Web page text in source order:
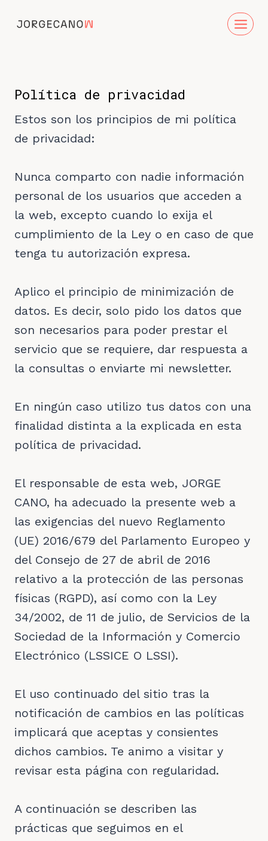
Política de privacidad
Estos son los principios de mi política
de privacidad:
Nunca comparto con nadie información
personal de los usuarios que acceden a
la web, excepto cuando lo exija el
cumplimiento de la Ley o en caso de que
tenga tu autorización expresa.
Aplico el principio de minimización de
datos. Es decir, solo pido los datos que
son necesarios para poder prestar el
servicio que se requiere, dar respuesta a
la consultas o enviarte mi newsletter.
En ningún caso utilizo tus datos con una
finalidad distinta a la explicada en esta
política de privacidad.
El responsable de esta web, JORGE
CANO, ha adecuado la presente web a
las exigencias del nuevo Reglamento
(UE) 2016/679 del Parlamento Europeo y
del Consejo de 27 de abril de 2016
relativo a la protección de las personas
físicas (RGPD), así como con la Ley
34/2002, de 11 de julio, de Servicios de la
Sociedad de la Información y Comercio
Electrónico (LSSICE O LSSI).
El uso continuado del sitio tras la
notificación de cambios en las políticas
implicará que aceptas y consientes
dichos cambios. Te animo a visitar y
revisar esta página con regularidad.
A continuación se describen las
prácticas que seguimos en el